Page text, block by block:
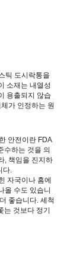
틱 도시락통을
소재는 내열성
용출되지 않습
가 인정하는 원
안전이란 FDA
수하는 것을 의
, 책임을 진지하
다.
자국이나 홈에
올 수도 있습니
좋습니다. 세척
는 것보다 정기